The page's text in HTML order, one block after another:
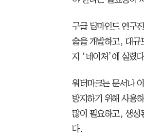
구글 딥마인드 연구
술을 개발하고, 대규
지 ‘네이처’에 실렸
워터마크는 문서나
방지하기 위해 사용
많이 필요하고, 생성
다.